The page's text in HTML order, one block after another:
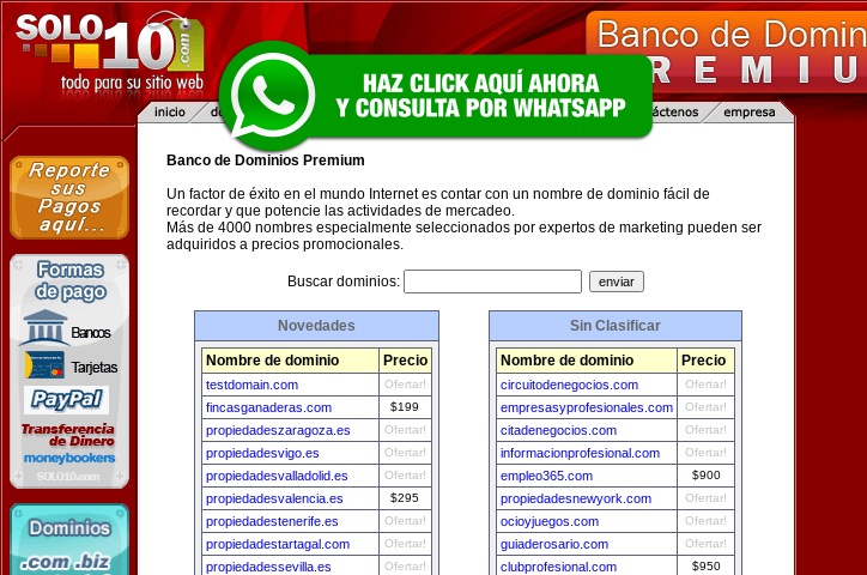
Banco de Dominios Premium
Un factor de éxito en el mundo Internet es contar con un nombre de dominio fácil de
recordar y que potencie las actividades de mercadeo.
Más de 4000 nombres especialmente seleccionados por expertos de marketing pueden ser
adquiridos a precios promocionales.
Buscar dominios:
Novedades
Nombre de dominio Precio
testdomain.com Ofertar!
fincasganaderas.com $199
propiedadeszaragoza.es Ofertar!
propiedadesvigo.es Ofertar!
propiedadesvalladolid.es Ofertar!
propiedadesvalencia.es $295
propiedadestenerife.es Ofertar!
propiedadestartagal.com Ofertar!
propiedadessevilla.es Ofertar!
Sin Clasificar
Nombre de dominio Precio
circuitodenegocios.com Ofertar!
empresasyprofesionales.com Ofertar!
citadenegocios.com Ofertar!
informacionprofesional.com Ofertar!
empleo365.com $900
propiedadesnewyork.com Ofertar!
ocioyjuegos.com Ofertar!
guiaderosario.com Ofertar!
clubprofesional.com $950